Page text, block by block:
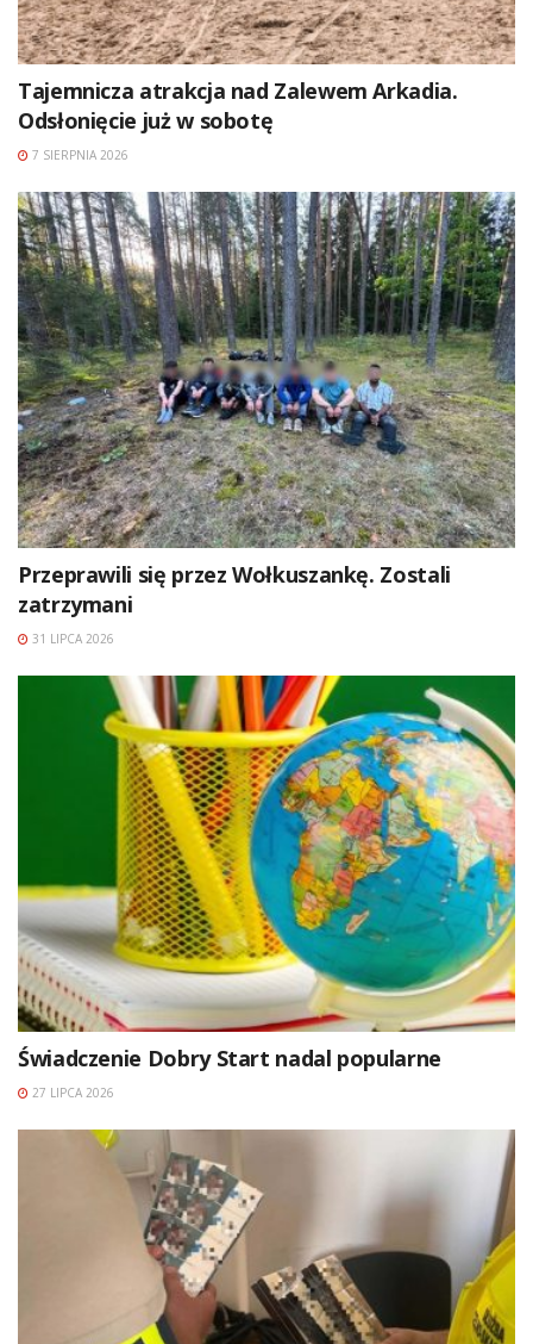
Tajemnicza atrakcja nad Zalewem Arkadia.
Odsłonięcie już w sobotę
7 SIERPNIA 2026
Przeprawili się przez Wołkuszankę. Zostali
zatrzymani
31 LIPCA 2026
Świadczenie Dobry Start nadal popularne
27 LIPCA 2026